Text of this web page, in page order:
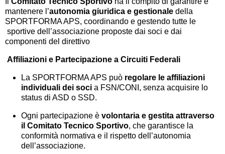
mantenere l’autonomia giuridica e gestionale della
SPORTFORMA APS, coordinando e gestendo tutte le
sportive dell’associazione proposte dai soci e dai
componenti del direttivo
Affiliazioni e Partecipazione a Circuiti Federali
La SPORTFORMA APS può regolare le affiliazioni
individuali dei soci a FSN/CONI, senza acquisire lo
status di ASD o SSD.
Ogni partecipazione è volontaria e gestita attraverso
il Comitato Tecnico Sportivo, che garantisce la
conformità normativa e il rispetto dell’autonomia
dell’associazione.